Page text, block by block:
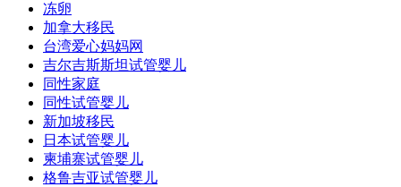
冻卵
加拿大移民
台湾爱心妈妈网
吉尔吉斯斯坦试管婴儿
同性家庭
同性试管婴儿
新加坡移民
日本试管婴儿
柬埔寨试管婴儿
格鲁吉亚试管婴儿